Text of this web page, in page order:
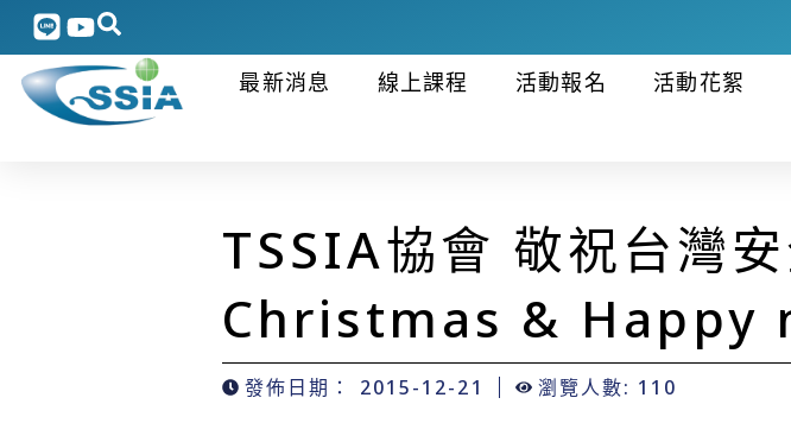
最新消息 線上課程 活動報名 活動花絮
TSSIA協會 敬祝台灣
Christmas & Happy
發佈日期： 2015-12-21 瀏覽人數: 110